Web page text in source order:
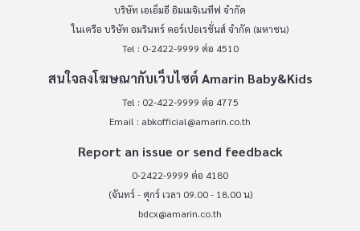
บริษัท เอเอ็มอี อิมเมจิเนทีฟ จำกัด
ในเครือ บริษัท อมรินทร์ คอร์เปอเรชั่นส์ จำกัด (มหาชน)
Tel : 0-2422-9999 ต่อ 4510
สนใจลงโฆษณากับเว็บไซต์ Amarin Baby&Kids
Tel : 02-422-9999 ต่อ 4775
Email : abkofficial@amarin.co.th
Report an issue or send feedback
0-2422-9999 ต่อ 4180
(จันทร์ - ศุกร์ เวลา 09.00 - 18.00 น)
bdcx@amarin.co.th